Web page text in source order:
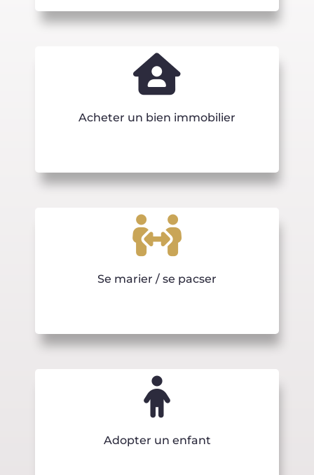
Acheter un bien immobilier
Se marier / se pacser
Adopter un enfant